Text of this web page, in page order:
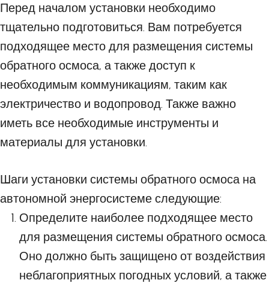
Перед началом установки необходимо
тщательно подготовиться. Вам потребуется
подходящее место для размещения системы
обратного осмоса, а также доступ к
необходимым коммуникациям, таким как
электричество и водопровод. Также важно
иметь все необходимые инструменты и
материалы для установки.
Шаги установки системы обратного осмоса на
автономной энергосистеме следующие:
Определите наиболее подходящее место
для размещения системы обратного осмоса.
Оно должно быть защищено от воздействия
неблагоприятных погодных условий, а также